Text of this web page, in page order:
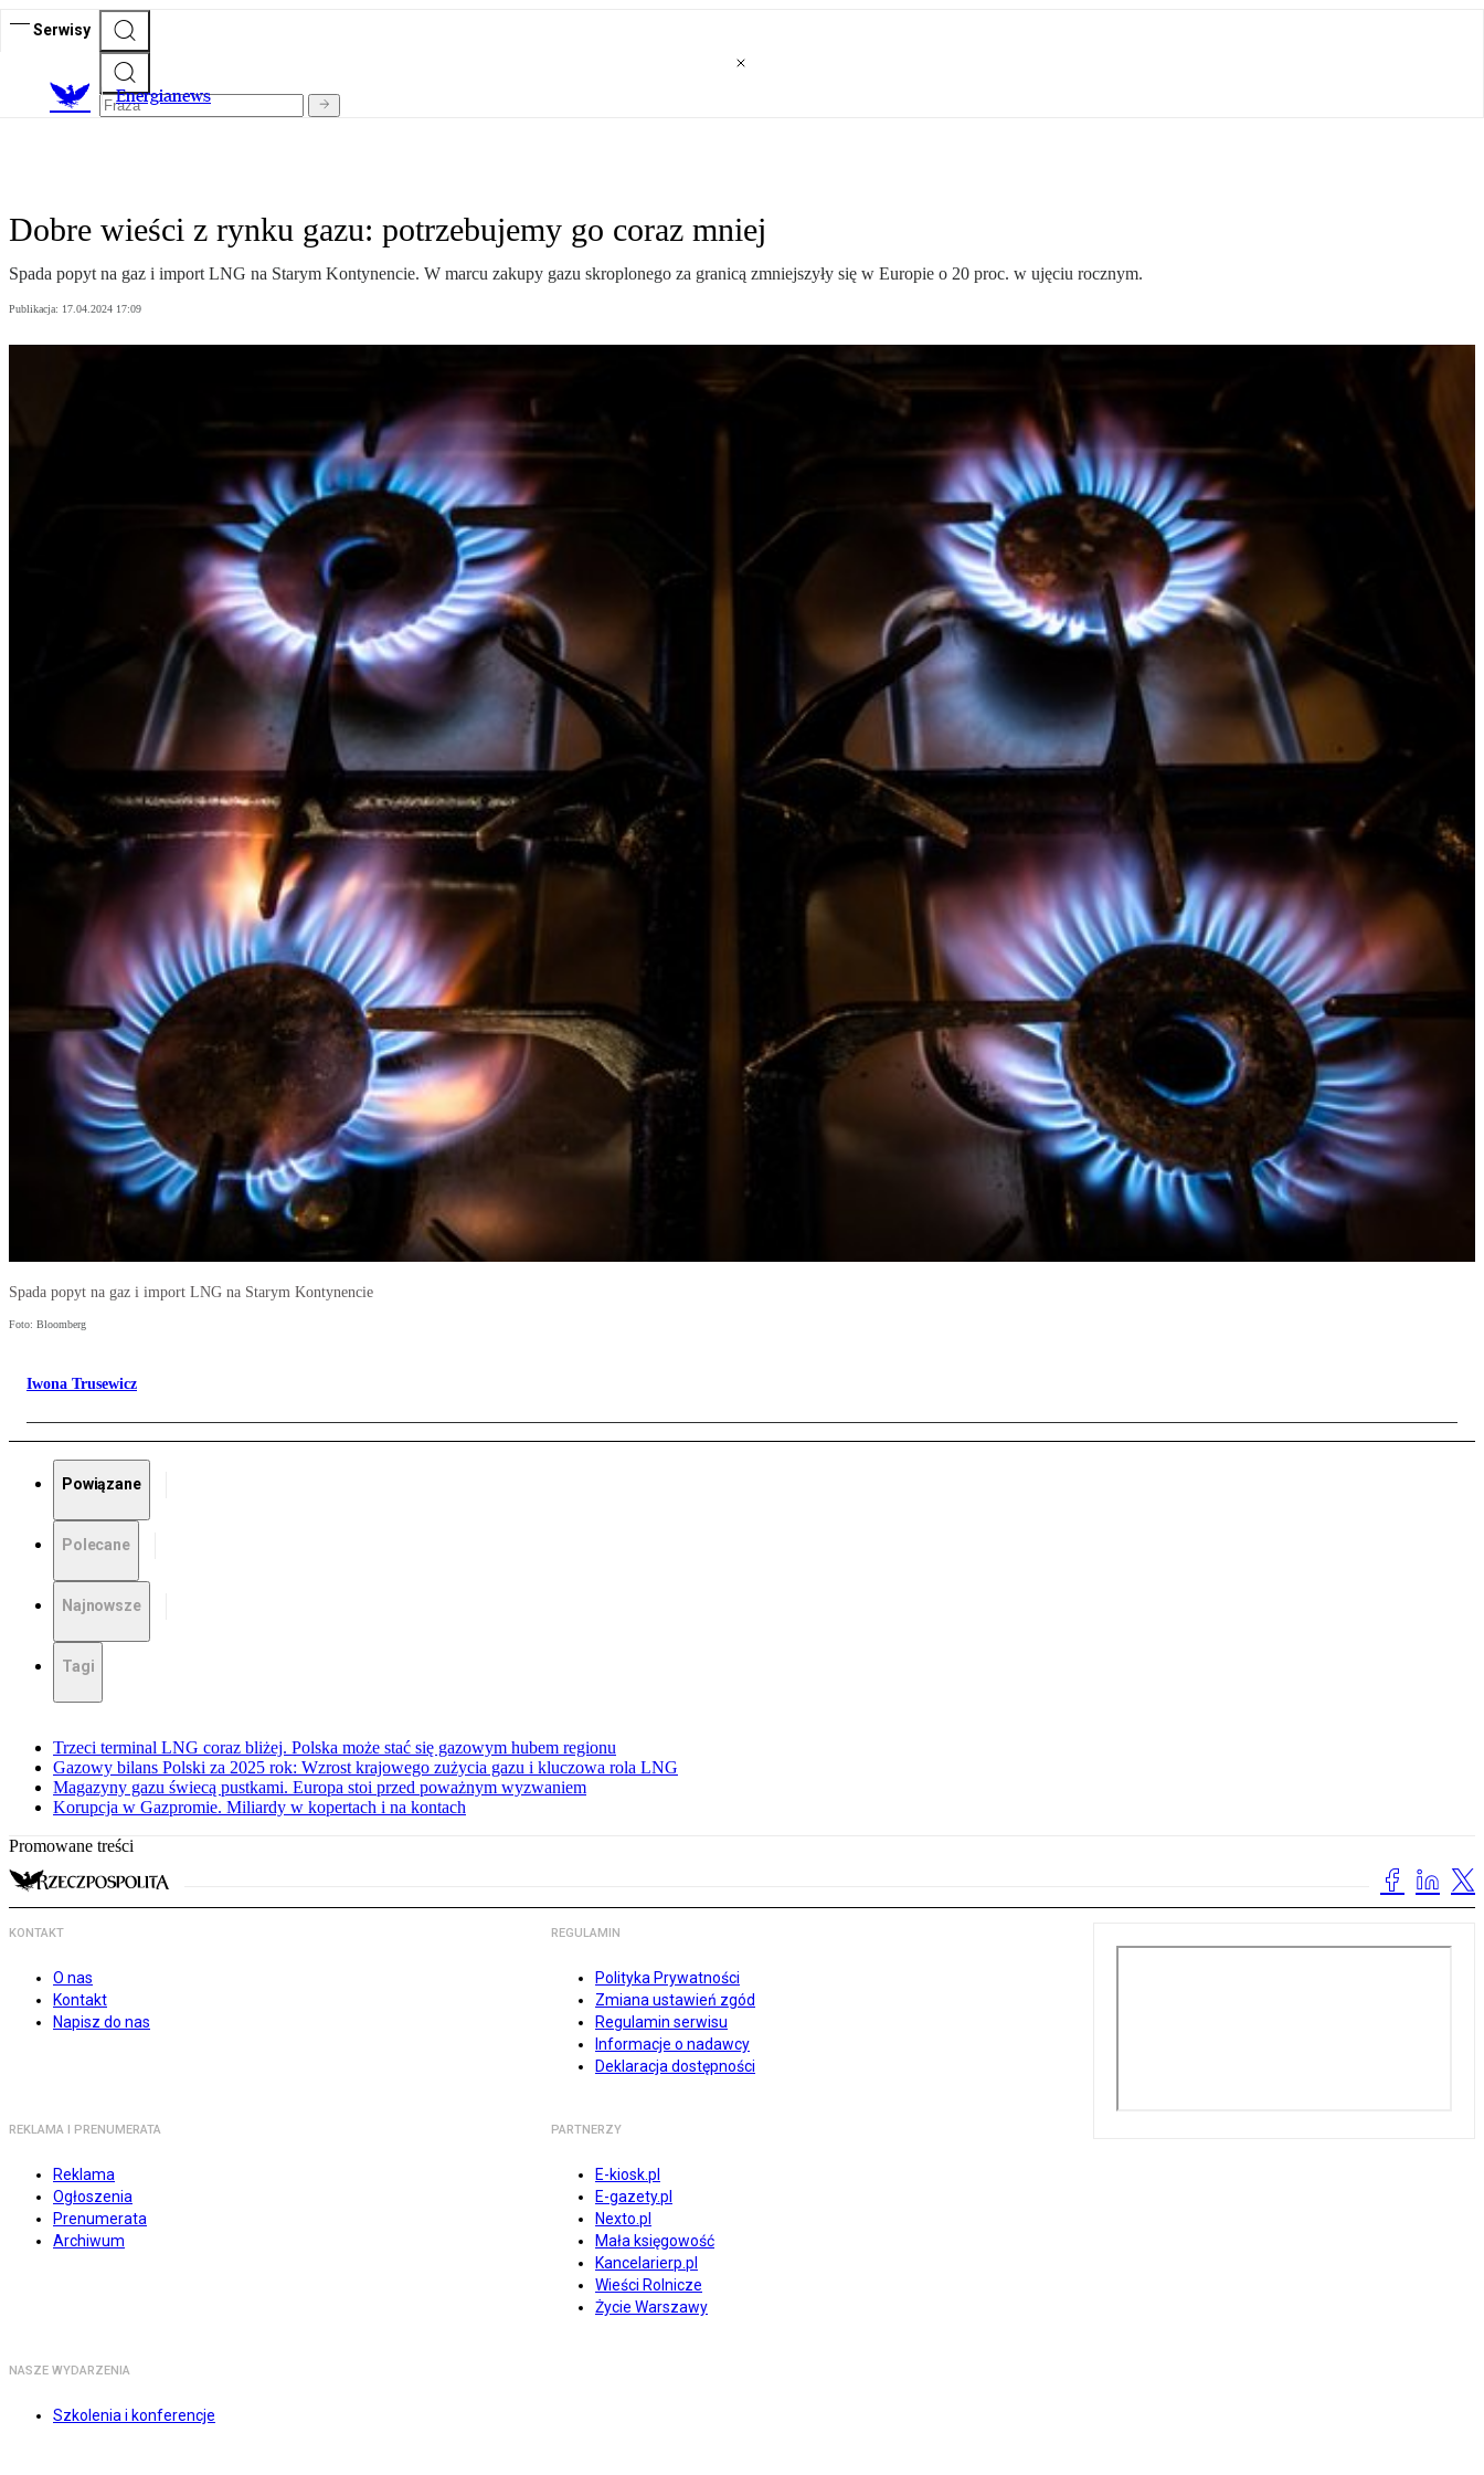
Serwisy
Energianews
Dobre wieści z rynku gazu: potrzebujemy go coraz mniej
Spada popyt na gaz i import LNG na Starym Kontynencie. W marcu zakupy gazu skroplonego za granicą zmniejszyły się w Europie o 20 proc. w ujęciu rocznym.
Publikacja: 17.04.2024 17:09
Spada popyt na gaz i import LNG na Starym Kontynencie
Foto: Bloomberg
Iwona Trusewicz
Powiązane
Polecane
Najnowsze
Tagi
Trzeci terminal LNG coraz bliżej. Polska może stać się gazowym hubem regionu
Gazowy bilans Polski za 2025 rok: Wzrost krajowego zużycia gazu i kluczowa rola LNG
Magazyny gazu świecą pustkami. Europa stoi przed poważnym wyzwaniem
Korupcja w Gazpromie. Miliardy w kopertach i na kontach
Promowane treści
KONTAKT
O nas
Kontakt
Napisz do nas
REGULAMIN
Polityka Prywatności
Zmiana ustawień zgód
Regulamin serwisu
Informacje o nadawcy
Deklaracja dostępności
REKLAMA I PRENUMERATA
Reklama
Ogłoszenia
Prenumerata
Archiwum
PARTNERZY
E-kiosk.pl
E-gazety.pl
Nexto.pl
Mała księgowość
Kancelarierp.pl
Wieści Rolnicze
Życie Warszawy
NASZE WYDARZENIA
Szkolenia i konferencje